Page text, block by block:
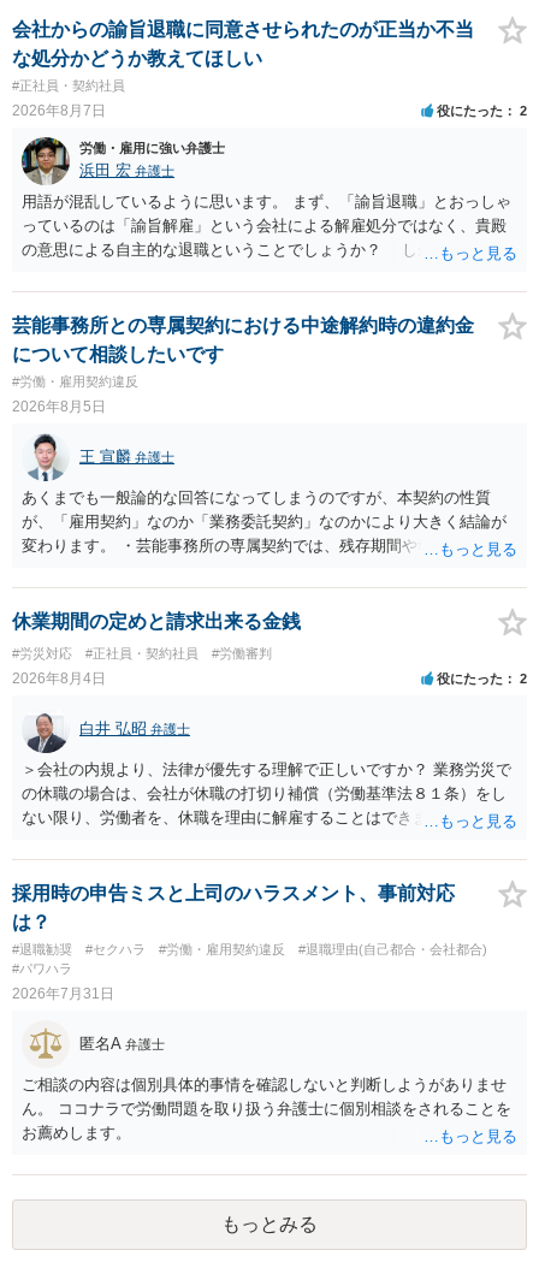
支払われます。ただし支払までにかなり時間がかかるでしょう。 さら
に、「独立行政法人労働者健康安全機構 」という公的機関が未払賃金
の立替事業を行っています。詳しくは、同機構の＜未払賃金立替払相
談コーナー＞ TEL 044-431-8663 相談時間：土日祝日を除く9:15～1
7:00 に相談してみてください。同じように未払となった他の従業員の
方がいれば一緒に相談してみるといいでしょう。
会社からの諭旨退職に同意させられたのが正当か不当
な処分かどうか教えてほしい
#正社員・契約社員
2026年8月7日 役にたった 2
労働・雇用に強い弁護士
浜田 宏 弁護士
用語が混乱しているように思います。 まず、「諭旨退職」とおっしゃ
っているのは「諭旨解雇」という会社による解雇処分ではなく、貴殿
の意思による自主的な退職ということでしょうか？ しかし、記載さ
す。 その場合、解雇には客観的で合理的な理由が必要であり、かつ
解雇という処分が社会通念上相当と認められない限り、解雇は無効で
す。 結局、貴殿のネット炎上の内容や原因、勤務先に与えた影響な
どを具体的に検討しなければ、何とも申し上げることができません。
また、育児休業法関係の問題もあるかもしれません。 ある程度労働
法に関する専門的な知識が必要な事案ですので、一度、お近くの弁護
士にご相談下さい。
芸能事務所との専属契約における中途解約時の違約金
について相談したいです
#労働・雇用契約違反
2026年8月5日
王 宣麟 弁護士
あくまでも一般論的な回答になってしまうのですが、本契約の性質
が、「雇用契約」なのか「業務委託契約」なのかにより大きく結論が
変わります。 ・芸能事務所の専属契約では、残存期間や報酬額、投下
務上よくあるからといって当然に適法という意味ではなく、実際の損
害との対応関係や合理性が重要です。 ・違約金に上限がなくても、常
に有効になるわけではありません。契約が労働契約に近い実態なら労
基法16条で無効となる余地があり、そうでなくても、金額が事務所の
損害と比べて過大なら無効や減額が争点になります。 ・契約前の修正
交渉は一般的です。 交渉の方向としては、上限額を設ける、実損害ベ
ースにする、算定根拠を明確化する、違約金ではなく「合理的な実
費・未回収費用のみ」に限定する、などが典型です。 ・弁護士に契約
前に契約書の内容をレビューしてもらう価値は十分にあると思われま
す。 争点は、契約類型が雇用か業務委託か、実態として労働者性があ
るか、解除事由が双方にどう定められているか、違約金の算定根拠が
合理的か、という複数論点に分かれます。契約前なら、交渉のパワー
バランスの問題もありますが、修正余地があるうえ、後から争うより
コストを抑えやすいので、資料等を持参の上弁護士に確認されること
をお勧めします。 ・事務所側の解除でも、解除理由によってはタレン
ト側に損害賠償が発生する建付けになっていることはあります。ただ
し、事務所側が一方的に解除したのにタレントへ違約金を課す設計
は、合理性や対価性を欠くとして争いやすいです。逆に、タレント側
の重大な契約違反がある場合は、実損害の範囲で請求される可能性は
あります。
休業期間の定めと請求出来る金銭
#労災対応 #正社員・契約社員 #労働審判
2026年8月4日 役にたった 2
白井 弘昭 弁護士
＞会社の内規より、法律が優先する理解で正しいですか？ 業務労災で
の休職の場合は、会社が休職の打切り補償（労働基準法８１条）をし
ない限り、労働者を、休職を理由に解雇することはできません（労働
期間満了による退職は、業務労災への適用はありませんので、ご安心
ください。 仮に会社が打切り補償をせずに解雇した場合は、不当解雇
に当たります。 ＞労災の休業補償と、所得補償保険の保険金とは別
に、受け取れる金銭はありますでしょうか？ 業務労災の場合は、会社
の安全配慮義務違反が認められると解されますので、会社の損害賠償
責任（治療費、通院慰謝料、入院費、入院慰謝料、後遺障害慰謝料、
災での第三者行為傷害（同僚の不注意等による事故）の場合は、当該
第三者の賠償責任も考えられます。 労災で支払われた分は、損害額か
ら控除（損益相殺）されますが、それを超えた部分は、会社もしく
は、第三者から支払ってもらうことになります。 会社等との交渉が必
要になると思います（良い会社でしたら、自ら話してくると思います
の弁護士にご相談ください。 以上、ご参考まで。
採用時の申告ミスと上司のハラスメント、事前対応
は？
#退職勧奨 #セクハラ #労働・雇用契約違反
#退職理由(自己都合・会社都合)
#パワハラ
2026年7月31日
匿名A 弁護士
ご相談の内容は個別具体的事情を確認しないと判断しようがありませ
ん。 ココナラで労働問題を取り扱う弁護士に個別相談をされることを
お薦めします。
もっとみる